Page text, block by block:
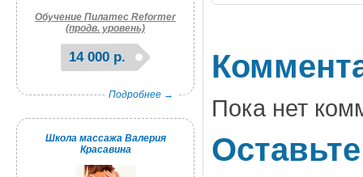
Обучение Пилатес Reformer
(продв. уровень)
14 000 р.
Подробнее →
Школа массажа Валерия
Красавина
Пока нет